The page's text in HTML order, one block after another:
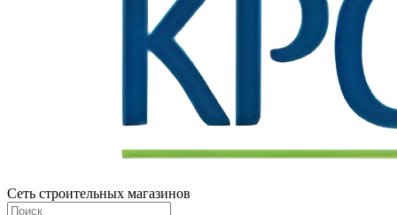
Сеть строительных магазинов